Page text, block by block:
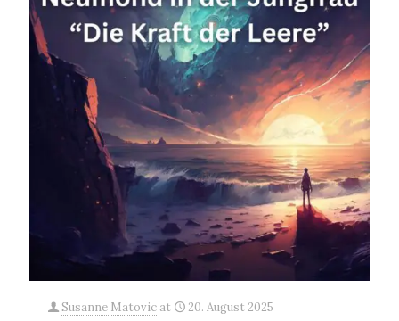
Susanne Matovic at 20. August 2025